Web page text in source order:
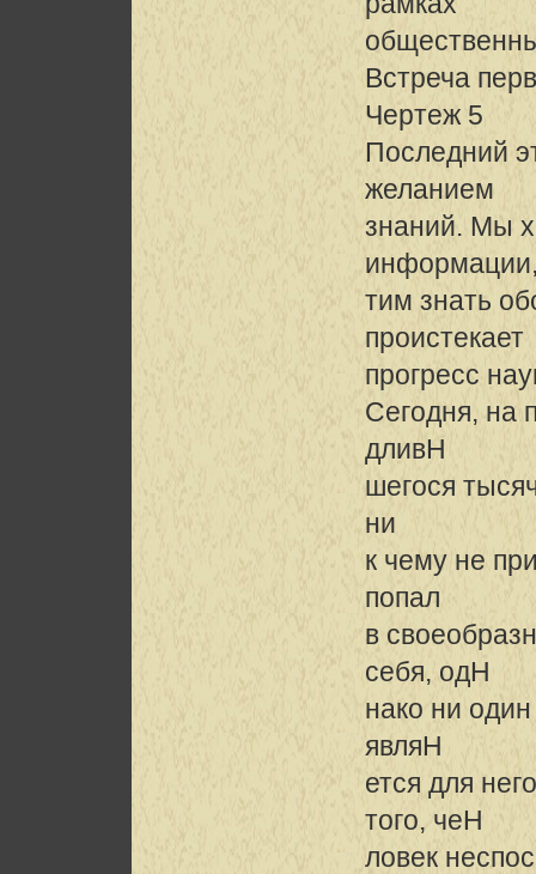
Встреча
Чертеж 5
Последний
желанием
знаний. Мы
тим знать
проистекает
прогресс
Сегодня, на
дливH
шегося
ни
к чему не
попал
в
себя, одH
нако ни
являH
ется для
того, чеH
ловек